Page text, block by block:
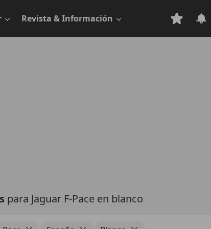
Revista & Información
para Jaguar F-Pace en blanco